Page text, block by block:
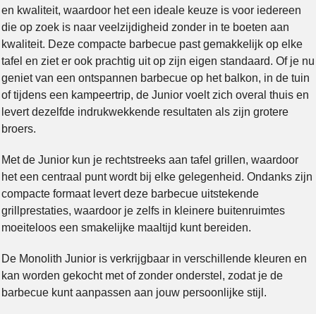
en kwaliteit, waardoor het een ideale keuze is voor iedereen
die op zoek is naar veelzijdigheid zonder in te boeten aan
kwaliteit. Deze compacte barbecue past gemakkelijk op elke
tafel en ziet er ook prachtig uit op zijn eigen standaard. Of je nu
geniet van een ontspannen barbecue op het balkon, in de tuin
of tijdens een kampeertrip, de Junior voelt zich overal thuis en
levert dezelfde indrukwekkende resultaten als zijn grotere
broers.
Met de Junior kun je rechtstreeks aan tafel grillen, waardoor
het een centraal punt wordt bij elke gelegenheid. Ondanks zijn
compacte formaat levert deze barbecue uitstekende
grillprestaties, waardoor je zelfs in kleinere buitenruimtes
moeiteloos een smakelijke maaltijd kunt bereiden.
De Monolith Junior is verkrijgbaar in verschillende kleuren en
kan worden gekocht met of zonder onderstel, zodat je de
barbecue kunt aanpassen aan jouw persoonlijke stijl.